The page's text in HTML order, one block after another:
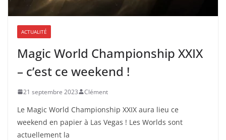
ACTUALITÉ
Magic World Championship XXIX
– c’est ce weekend !
21 septembre 2023 Clément
Le Magic World Championship XXIX aura lieu ce
weekend en papier à Las Vegas ! Les Worlds sont
actuellement la